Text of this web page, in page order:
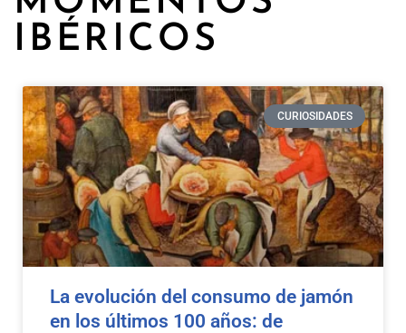
IBÉRICOS
CURIOSIDADES
La evolución del consumo de jamón
en los últimos 100 años: de